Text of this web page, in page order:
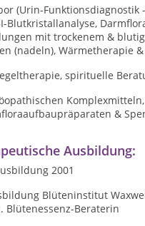
(Urin-Funktionsdiagnostik
Blutkristallanalyse,
mit trockenem &
(nadeln), Wärmetherapie
spirituelle
&
Ausbildung:
2001
Blüteninstitut
Blütenessenz-Beraterin